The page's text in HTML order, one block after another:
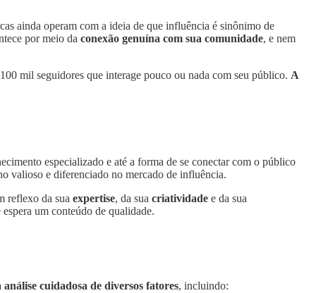
ainda operam com a ideia de que influência é sinônimo de
por meio da conexão genuína com sua comunidade, e nem
mil seguidores que interage pouco ou nada com seu público. A
especializado e até a forma de se conectar com o público
valioso e diferenciado no mercado de influência.
reflexo da sua expertise, da sua criatividade e da sua
um conteúdo de qualidade.
cuidadosa de diversos fatores, incluindo: